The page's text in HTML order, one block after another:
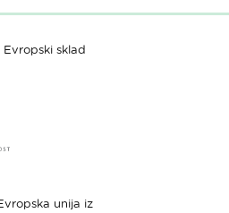
sklad
unija iz